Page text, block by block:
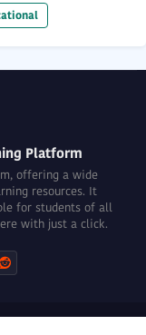
Platform
offering a wide
resources. It
for students of all
with just a click.